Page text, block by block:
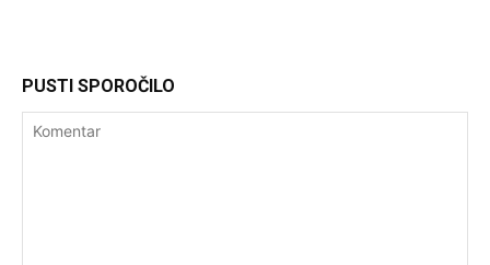
PUSTI SPOROČILO